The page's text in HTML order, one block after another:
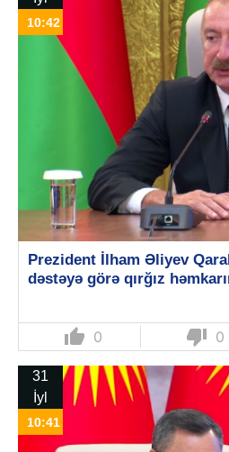
10:42
Prezident İlham Əliyev
dəstəyə görə qırğız
thumb_up 0 thumb_down 0
31
İyl
10:41